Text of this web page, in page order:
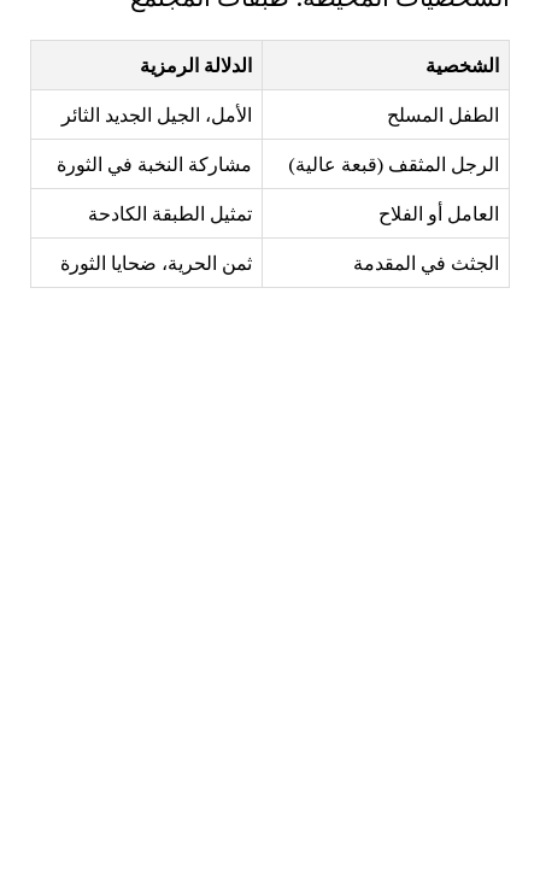
الشخصية
الدلالة الرمزية
الطفل المسلح
الأمل، الجيل الجديد الثائر
الرجل المثقف (قبعة عالية)
مشاركة النخبة في الثورة
العامل أو الفلاح
تمثيل الطبقة الكادحة
الجثث في المقدمة
ثمن الحرية، ضحايا الثورة